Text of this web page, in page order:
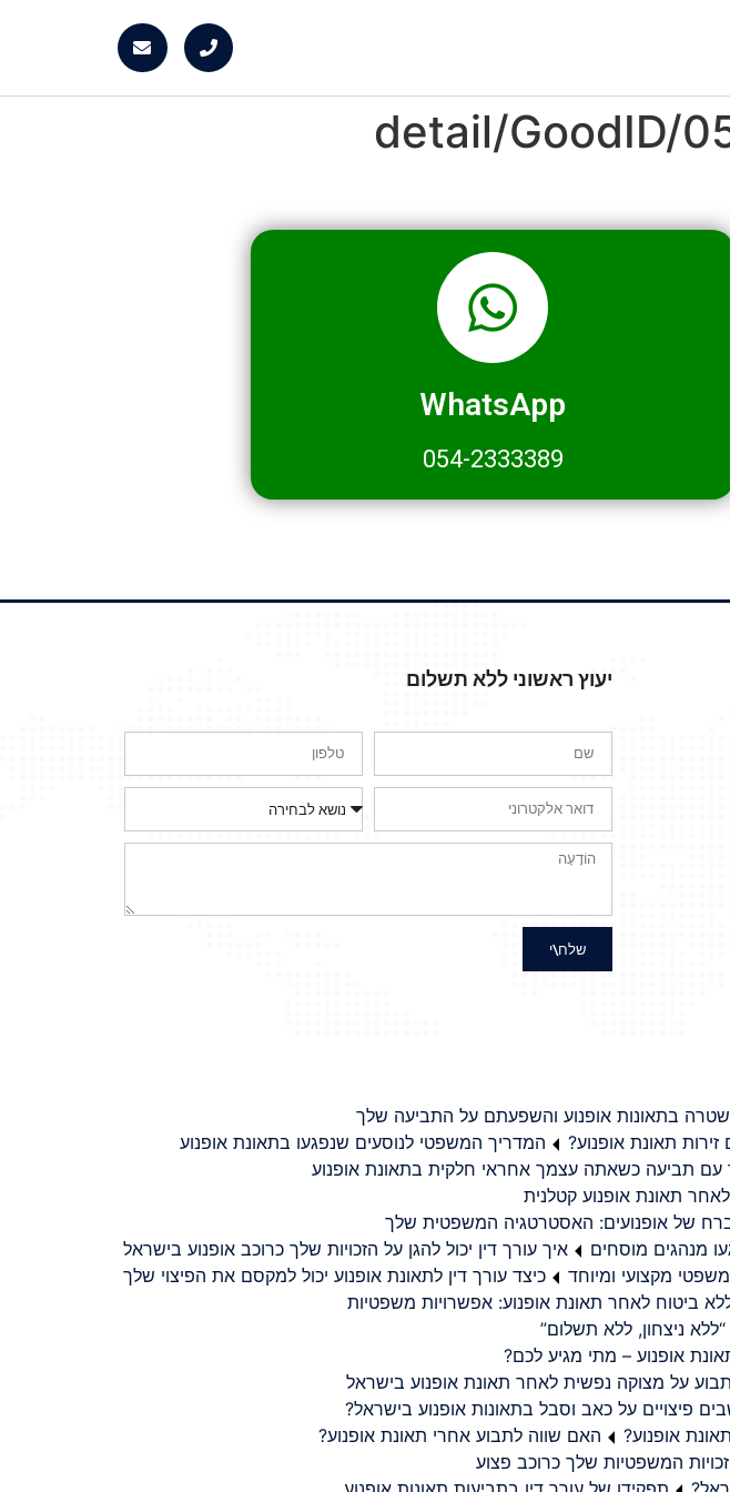
detail/GoodID/
WhatsApp
054-2333389
יעוץ ראשוני ללא תשלום
שלח\י
בתאונות אופנוע והשפעתם על התביעה שלך
זירות תאונת אופנוע?
המדריך המשפטי לנוסעים שנפגעו בתאונת אופנוע
עם תביעה כשאתה עצמך אחראי חלקית בתאונת אופנוע
תאונת אופנוע קטלנית
של אופנועים: האסטרטגיה המשפטית שלך
מנהגים מוסחים
איך עורך דין יכול להגן על הזכויות שלך כרוכב אופנוע בישראל
משפטי מקצועי ומיוחד
כיצד עורך דין לתאונת אופנוע יכול למקסם את הפיצוי שלך
ביטוח לאחר תאונת אופנוע: אפשרויות משפטיות
ניצחון, ללא תשלום”
אופנוע – מתי מגיע לכם?
על מצוקה נפשית לאחר תאונת אופנוע בישראל
פיצויים על כאב וסבל בתאונות אופנוע בישראל?
אופנוע?
האם שווה לתבוע אחרי תאונת אופנוע?
המשפטיות שלך כרוכב פצוע